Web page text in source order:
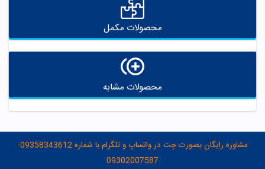
محصولات مکمل
محصولات مشابه
مشاوره رایگان بصورت چت در واتساپ و تلگرام با شماره 09358343612-
09302007587